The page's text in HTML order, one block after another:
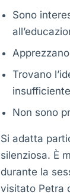
Sono
Trovano
insufficiente
Non sono
Si adatta
silenziosa. È
durante la
visitato Petra